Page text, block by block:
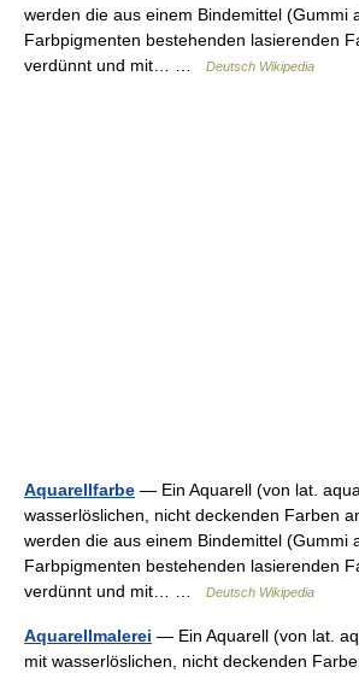
werden die aus einem Bindemittel (Gummi
Farbpigmenten bestehenden lasierenden
verdünnt und mit… …
Deutsch Wikipedia
Aquarellfarbe — Ein Aquarell (von lat.
wasserlöslichen, nicht deckenden Farben
werden die aus einem Bindemittel (Gummi
Farbpigmenten bestehenden lasierenden
verdünnt und mit… …
Deutsch Wikipedia
Aquarellmalerei — Ein Aquarell (von lat.
mit wasserlöslichen, nicht deckenden